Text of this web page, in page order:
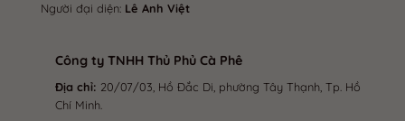
Người đại diện: Lê Anh Việt
Công ty TNHH Thủ Phủ Cà Phê
Địa chỉ: 20/07/03, Hồ Đắc Di, phường Tây Thạnh, Tp. Hồ
Chí Minh.